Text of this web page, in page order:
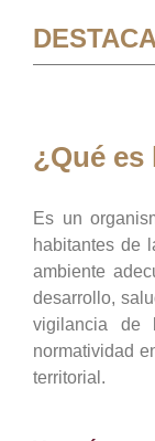
¿Qué es
Es un
habitantes de
ambiente
desarrollo,
vigilancia de
normatividad
territorial.